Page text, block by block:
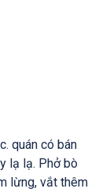
quán có bán
lạ lạ. Phở bò
lừng, vắt thêm